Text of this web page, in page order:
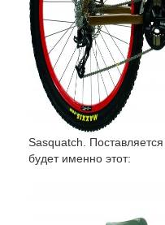
Sasquatch.
будет именно этот: